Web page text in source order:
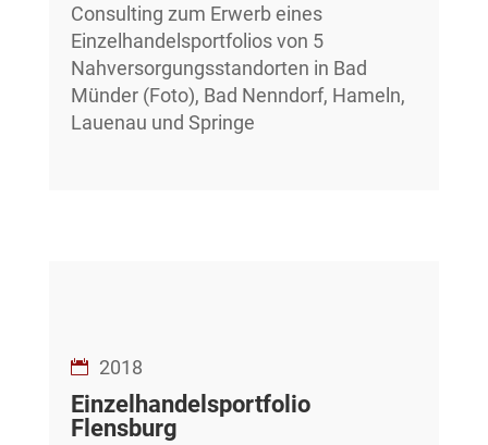
Consulting zum Erwerb eines
Einzelhandelsportfolios von 5
Nahversorgungsstandorten in Bad
Münder (Foto), Bad Nenndorf, Hameln,
Lauenau und Springe
2018
Einzelhandelsportfolio
Flensburg